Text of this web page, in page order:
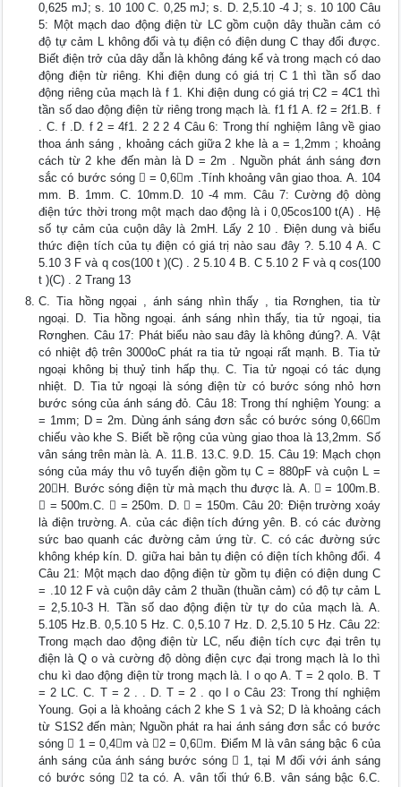
0,625 mJ; s. 10 100 C. 0,25 mJ; s. D. 2,5.10 -4 J; s. 10 100 Câu
5: Một mạch dao động điện từ LC gồm cuộn dây thuần cảm có
độ tự cảm L không đổi và tụ điện có điện dung C thay đổi được.
Biết điện trở của dây dẫn là không đáng kể và trong mạch có dao
động điện từ riêng. Khi điện dung có giá trị C 1 thì tần số dao
động riêng của mạch là f 1. Khi điện dung có giá trị C2 = 4C1 thì
tần số dao động điện từ riêng trong mạch là. f1 f1 A. f2 = 2f1.B. f
. C. f .D. f 2 = 4f1. 2 2 2 4 Câu 6: Trong thí nghiệm Iâng về giao
thoa ánh sáng , khoảng cách giữa 2 khe là a = 1,2mm ; khoảng
cách từ 2 khe đến màn là D = 2m . Nguồn phát ánh sáng đơn
sắc có bước sóng  = 0,6m .Tính khoảng vân giao thoa. A. 104
mm. B. 1mm. C. 10mm.D. 10 -4 mm. Câu 7: Cường độ dòng
điện tức thời trong một mạch dao động là i 0,05cos100 t(A) . Hệ
số tự cảm của cuộn dây là 2mH. Lấy 2 10 . Điện dung và biểu
thức điện tích của tụ điện có giá trị nào sau đây ?. 5.10 4 A. C
5.10 3 F và q cos(100 t )(C) . 2 5.10 4 B. C 5.10 2 F và q cos(100
t )(C) . 2 Trang 13
C. Tia hồng ngọai , ánh sáng nhìn thấy , tia Rơnghen, tia từ
ngoại. D. Tia hồng ngoại. ánh sáng nhìn thấy, tia tử ngoại, tia
Rơnghen. Câu 17: Phát biểu nào sau đây là không đúng?. A. Vật
có nhiệt độ trên 3000oC phát ra tia tử ngoại rất mạnh. B. Tia tử
ngoại không bị thuỷ tinh hấp thụ. C. Tia tử ngoại có tác dụng
nhiệt. D. Tia tử ngoại là sóng điện từ có bước sóng nhỏ hơn
bước sóng của ánh sáng đỏ. Câu 18: Trong thí nghiệm Young: a
= 1mm; D = 2m. Dùng ánh sáng đơn sắc có bước sóng 0,66m
chiếu vào khe S. Biết bề rộng của vùng giao thoa là 13,2mm. Số
vân sáng trên màn là. A. 11.B. 13.C. 9.D. 15. Câu 19: Mạch chọn
sóng của máy thu vô tuyến điện gồm tụ C = 880pF và cuộn L =
20H. Bước sóng điện từ mà mạch thu được là. A.  = 100m.B.
 = 500m.C.  = 250m. D.  = 150m. Câu 20: Điện trường xoáy
là điện trường. A. của các điện tích đứng yên. B. có các đường
sức bao quanh các đường cảm ứng từ. C. có các đường sức
không khép kín. D. giữa hai bản tụ điện có điện tích không đổi. 4
Câu 21: Một mạch dao động điện từ gồm tụ điện có điện dung C
= .10 12 F và cuộn dây cảm 2 thuần (thuần cảm) có độ tự cảm L
= 2,5.10-3 H. Tần số dao động điện từ tự do của mạch là. A.
5.105 Hz.B. 0,5.10 5 Hz. C. 0,5.10 7 Hz. D. 2,5.10 5 Hz. Câu 22:
Trong mạch dao động điện từ LC, nếu điện tích cực đại trên tụ
điện là Q o và cường độ dòng điện cực đại trong mạch là Io thì
chu kì dao động điện từ trong mạch là. I o qo A. T = 2 qoIo. B. T
= 2 LC. C. T = 2 . . D. T = 2 . qo I o Câu 23: Trong thí nghiệm
Young. Gọi a là khoảng cách 2 khe S 1 và S2; D là khoảng cách
từ S1S2 đến màn; Nguồn phát ra hai ánh sáng đơn sắc có bước
sóng  1 = 0,4m và 2 = 0,6m. Điểm M là vân sáng bậc 6 của
ánh sáng của ánh sáng bước sóng  1, tại M đối với ánh sáng
có bước sóng 2 ta có. A. vân tối thứ 6.B. vân sáng bậc 6.C.